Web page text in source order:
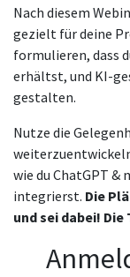
Nach diesem
gezielt für deine
formulieren, dass
erhältst, und KI-
gestalten.
Nutze die
wie du ChatGPT
integrierst. Die
und sei dabei!